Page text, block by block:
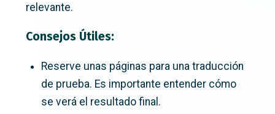
relevante.
Consejos Útiles:
Reserve unas páginas para una traducción
de prueba. Es importante entender cómo
se verá el resultado final.